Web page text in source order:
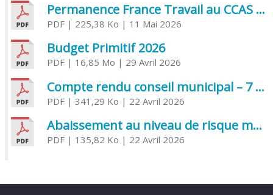
Permanence France Travail au CCAS de Saujon Juin 2026
PDF| 225,38 Ko | 11 Mai 2026
Budget Primitif 2026
PDF| 16,85 Mo | 29 Avril 2026
Compte rendu conseil municipal – 7 avril 2026
PDF| 341,29 Ko | 22 Avril 2026
Abaissement au niveau de risque modéré de l’Influenza aviaire
PDF| 135,82 Ko | 22 Avril 2026